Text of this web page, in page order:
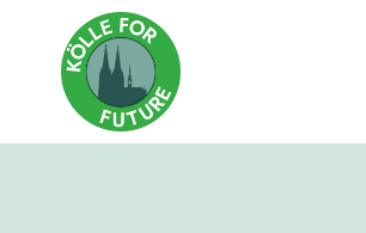
springen